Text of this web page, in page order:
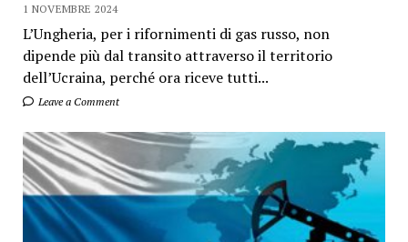
1 NOVEMBRE 2024
L’Ungheria, per i rifornimenti di gas russo, non
dipende più dal transito attraverso il territorio
dell’Ucraina, perché ora riceve tutti...
Leave a Comment